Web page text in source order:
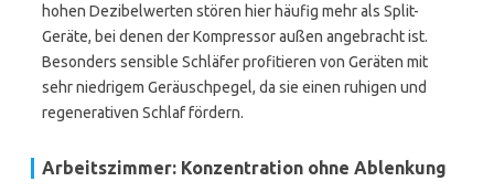
hohen Dezibelwerten stören hier häufig mehr als Split-
Geräte, bei denen der Kompressor außen angebracht ist.
Besonders sensible Schläfer profitieren von Geräten mit
sehr niedrigem Geräuschpegel, da sie einen ruhigen und
regenerativen Schlaf fördern.
Arbeitszimmer: Konzentration ohne Ablenkung